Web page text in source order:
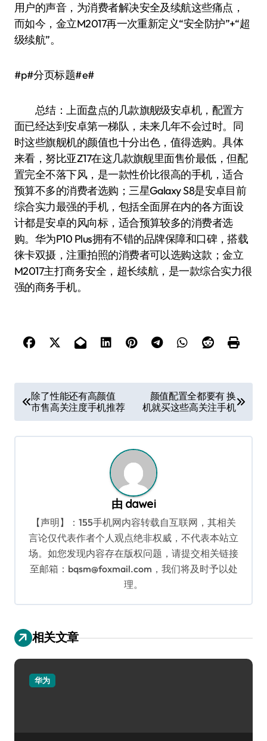
用户的声音，为消费者解决安全及续航这些痛点，
而如今，金立M2017再一次重新定义“安全防护”+“超
级续航”。
#p#分页标题#e#
总结：上面盘点的几款旗舰级安卓机，配置方
面已经达到安卓第一梯队，未来几年不会过时。同
时这些旗舰机的颜值也十分出色，值得选购。具体
来看，努比亚Z17在这几款旗舰里面售价最低，但配
置完全不落下风，是一款性价比很高的手机，适合
预算不多的消费者选购；三星Galaxy S8是安卓目前
综合实力最强的手机，包括全面屏在内的各方面设
计都是安卓的风向标，适合预算较多的消费者选
购。华为P10 Plus拥有不错的品牌保障和口碑，搭载
徕卡双摄，注重拍照的消费者可以选购这款；金立
M2017主打商务安全，超长续航，是一款综合实力很
强的商务手机。
章
导
除了性能还有高颜值
市售高关注度手机推荐
颜值配置全都要有 换
机就买这些高关注手机
由 dawei
【声明】：155手机网内容转载自互联网，其相关
言论仅代表作者个人观点绝非权威，不代表本站立
场。如您发现内容存在版权问题，请提交相关链接
至邮箱：bqsm@foxmail.com，我们将及时予以处
理。
相关文章
华为